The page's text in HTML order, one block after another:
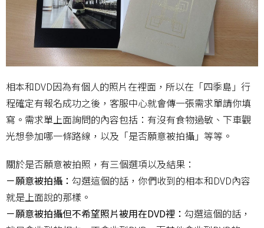
相本和DVD因為有個人的照片在裡面，所以在「四季島」行
程確定有報名成功之後，客服中心就會傳一張需求單請你填
寫。需求單上面詢問的內容包括：有沒有食物過敏、下車觀
光想參加哪一條路線，以及「是否願意被拍攝」等等。
關於是否願意被拍照，有三個選項以及結果：
－願意被拍攝： 勾選這個的話，你們收到的相本和DVD內容
就是上面說的那樣。
－願意被拍攝但不希望照片被用在DVD裡： 勾選這個的話，